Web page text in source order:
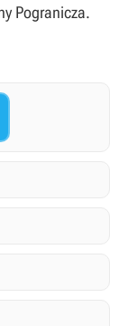
Pogranicza.